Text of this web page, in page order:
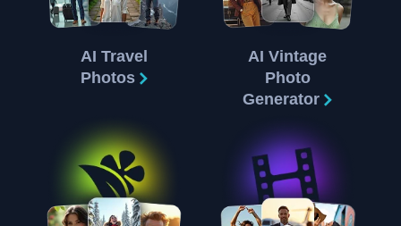
AI Travel
Photos
AI Vintage
Photo
Generator